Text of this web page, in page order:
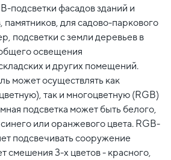
подсветки фасадов зданий и
для садово-паркового
подсветки с земли деревьев в
освещения
и других помещений.
может осуществлять как
так и многоцветную (RGB)
подсветка может быть белого,
или оранжевого цвета. RGB-
подсвечивать сооружение
смешения 3-х цветов - красного,